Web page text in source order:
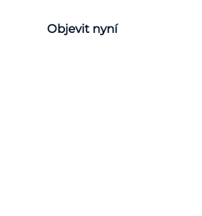
Objevit nyní